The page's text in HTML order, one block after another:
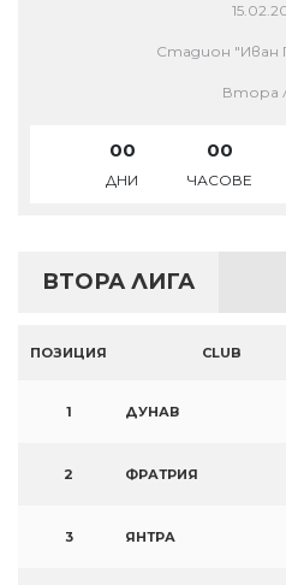
Стадион "Иван
Втора
00
ДНИ
00
ЧАСОВЕ
ВТОРА ЛИГА
ПОЗИЦИЯ CLUB
1 ДУНАВ
2 ФРАТРИЯ
3 ЯНТРА